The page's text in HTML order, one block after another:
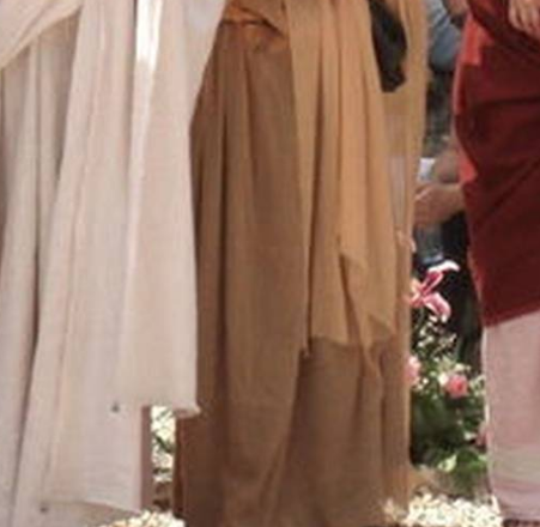
TÁMOGATÓK